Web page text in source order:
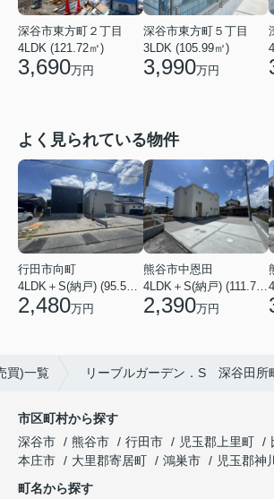
深谷市東方町２丁目
4LDK (121.72㎡)
3,690万円
深谷市東方町５丁目
3LDK (105.99㎡)
3,990万円
よく見られている物件
行田市向町
4LDK＋S(納戸) (95.58㎡)
2,480万円
熊谷市中恩田
4LDK＋S(納戸) (111.78㎡)
2,390万円
買)一覧 リーブルガーデン．S 深谷田
市区町村から探す
深谷市
熊谷市 行田市 児玉郡上里町
本庄市
大里郡寄居町 鴻巣市 児玉郡神
町名から探す